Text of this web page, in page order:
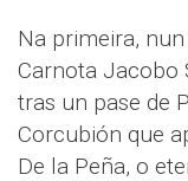
Na primeira,
Carnota Jacobo
tras un pase de
Corcubión que
De la Peña, o